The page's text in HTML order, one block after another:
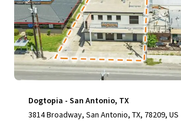
Dogtopia - San Antonio, TX
3814 Broadway, San Antonio, TX, 78209, US